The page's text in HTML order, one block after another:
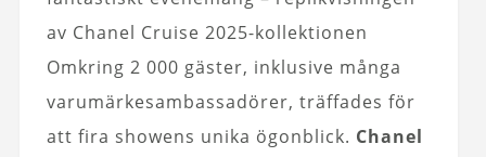
av Chanel Cruise 2025-kollektionen
Omkring 2 000 gäster, inklusive många
varumärkesambassadörer, träffades för
att fira showens unika ögonblick. Chanel